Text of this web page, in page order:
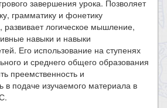
завершения урока. Позволяет
грамматику и фонетику
развивает логическое мышление,
навыки и навыки
Его использование на ступенях
и среднего общего образования
преемственность и
в подаче изучаемого материала в